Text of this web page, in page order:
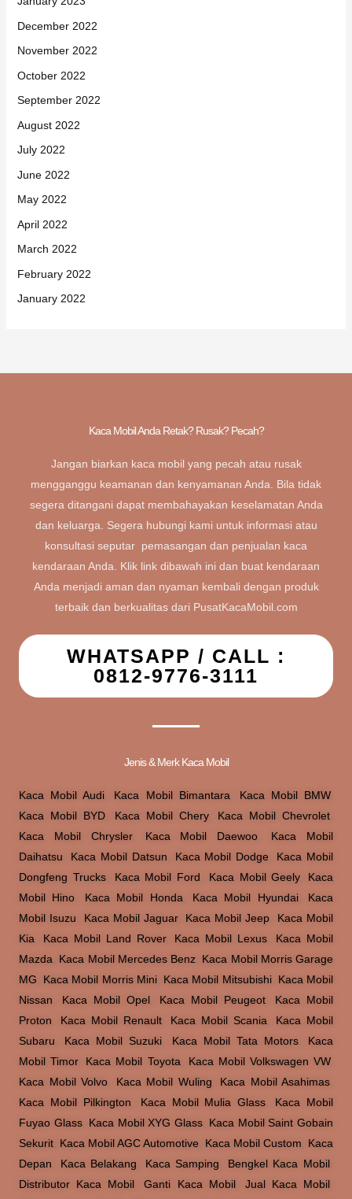
May 2023
April 2023
March 2023
February 2023
January 2023
December 2022
November 2022
October 2022
September 2022
August 2022
July 2022
June 2022
May 2022
Jangan biarkan kaca mobil yang pecah atau rusak
mengganggu keamanan dan kenyamanan Anda. Bila tidak
segera ditangani dapat membahayakan keselamatan Anda
konsultasi seputar pemasangan dan penjualan kaca
kendaraan Anda. Klik link dibawah ini dan buat kendaraan
WHATSAPP / CALL :
Kaca Mobil Audi, Kaca Mobil Bimantara,Kaca Mobil BMW,
Kaca Mobil BYD,Kaca Mobil Chery,Kaca Mobil Chevrolet,
Kaca Mobil Chrysler ,Kaca Mobil Daewoo, Kaca Mobil
Daihatsu,Kaca Mobil Datsun,Kaca Mobil Dodge,Kaca Mobil
Dongfeng Trucks,Kaca Mobil Ford,Kaca Mobil Geely,Kaca
Mobil Hino,Kaca Mobil Honda,Kaca Mobil Hyundai,Kaca
Mobil Isuzu,Kaca Mobil Jaguar,Kaca Mobil Jeep ,Kaca Mobil
Kia,Kaca Mobil Land Rover ,Kaca Mobil Lexus,Kaca Mobil
Mazda ,Kaca Mobil Mercedes Benz,Kaca Mobil Morris Garage
MG,Kaca Mobil Morris Mini,Kaca Mobil Mitsubishi, Kaca Mobil
Nissan,Kaca Mobil Opel,Kaca Mobil Peugeot, Kaca Mobil
Proton ,Kaca Mobil Renault, Kaca Mobil Scania ,Kaca Mobil
Subaru,Kaca Mobil Suzuki,Kaca Mobil Tata Motors, Kaca
Mobil Timor, Kaca Mobil Toyota,Kaca Mobil Volkswagen VW,
Kaca Mobil Volvo ,Kaca Mobil Wuling,Kaca Mobil Asahimas,